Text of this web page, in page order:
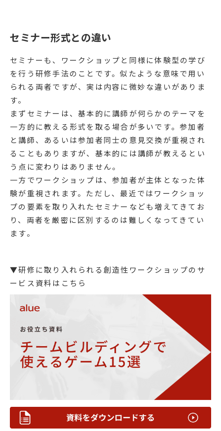
セミナー形式との違い
セミナーも、ワークショップと同様に体験型の学び
を行う研修手法のことです。似たような意味で用い
られる両者ですが、実は内容に微妙な違いがありま
す。
まずセミナーは、基本的に講師が何らかのテーマを
一方的に教える形式を取る場合が多いです。参加者
と講師、あるいは参加者同士の意見交換が重視され
ることもありますが、基本的には講師が教えるとい
う点に変わりはありません。
一方でワークショップは、参加者が主体となった体
験が重視されます。ただし、最近ではワークショッ
プの要素を取り入れたセミナーなども増えてきてお
り、両者を厳密に区別するのは難しくなってきてい
ます。
▼研修に取り入れられる創造性ワークショップのサ
ービス資料はこちら